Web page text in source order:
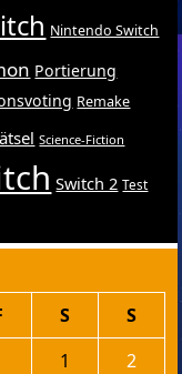
Nintendo Switch
Portierung
Remake
Science-Fiction
Switch 2 Test
S
S
1
2